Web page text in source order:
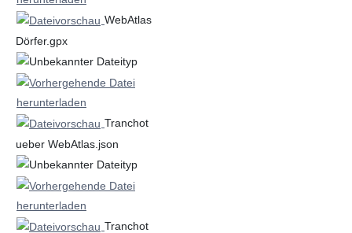
WebAtlas
Dörfer.gpx
Tranchot
ueber WebAtlas.json
Tranchot